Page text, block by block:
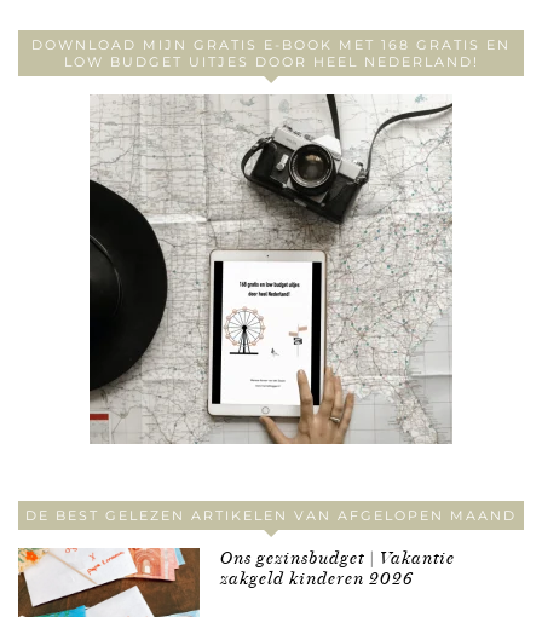
DOWNLOAD MIJN GRATIS E-BOOK MET 168 GRATIS EN
LOW BUDGET UITJES DOOR HEEL NEDERLAND!
DE BEST GELEZEN ARTIKELEN VAN AFGELOPEN MAAND
Ons gezinsbudget | Vakantie
zakgeld kinderen 2026